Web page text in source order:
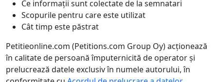
Ce informații sunt colectate de la semnatari
Scopurile pentru care este utilizat
Cât timp este păstrat
Petitieonline.com (Petitions.com Group Oy) acționează
în calitate de persoană împuternicită de operator și
prelucrează datele exclusiv în numele autorului, în